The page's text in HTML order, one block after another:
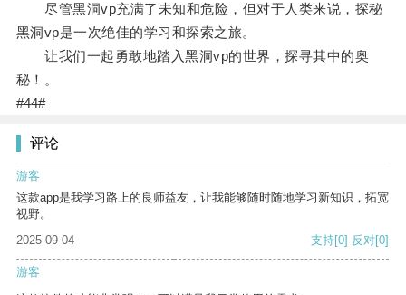
尽管黑洞vp充满了未知和危险，但对于人类来说，探秘
黑洞vp是一次绝佳的学习和探索之旅。
让我们一起勇敢地踏入黑洞vp的世界，探寻其中的奥
秘！。
#44#
评论
游客
这款app是我学习路上的良师益友，让我能够随时随地学习新知识，拓宽
视野。
2025-09-04
支持[0] 反对[0]
游客